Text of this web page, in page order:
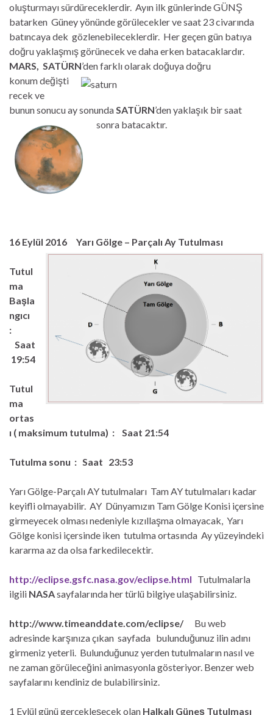
oluşturmayı sürdüreceklerdir. Ayın ilk günlerinde GÜNŞ
batarken Güney yönünde görülecekler ve saat 23 civarında
batıncaya dek gözlenebileceklerdir. Her geçen gün batıya
doğru yaklaşmış görünecek ve daha erken batacaklardır.
MARS, SATÜRN’den farklı olarak doğuya doğru
konum değişti
recek ve
bunun sonucu ay sonundaSATÜRN’den yaklaşık bir saat
sonra batacaktır.
16 Eylül 2016 Yarı Gölge – Parçalı Ay Tutulması
Tutul
ma
Başla
ngıcı
:
Saat
19:54
Tutul
ma
ortas
ı ( maksimum tutulma) : Saat 21:54
Tutulma sonu : Saat 23:53
Yarı Gölge-Parçalı AY tutulmaları Tam AY tutulmaları kadar
keyifli olmayabilir. AY Dünyamızın Tam Gölge Konisi içersine
girmeyecek olması nedeniyle kızıllaşma olmayacak, Yarı
Gölge konisi içersinde iken tutulma ortasında Ay yüzeyindeki
kararma az da olsa farkedilecektir.
http://eclipse.gsfc.nasa.gov/eclipse.html Tutulmalarla
ilgili NASAsayfalarında her türlü bilgiye ulaşabilirsiniz.
http://www.timeanddate.com/eclipse/ Bu web
adresinde karşınıza çıkan sayfada bulunduğunuz ilin adını
girmeniz yeterli. Bulunduğunuz yerden tutulmaların nasıl ve
ne zaman görüleceğini animasyonla gösteriyor. Benzer web
sayfalarını kendiniz de bulabilirsiniz.
1 Eylül günü gerçekleşecek olan Halkalı Güneş Tutulması